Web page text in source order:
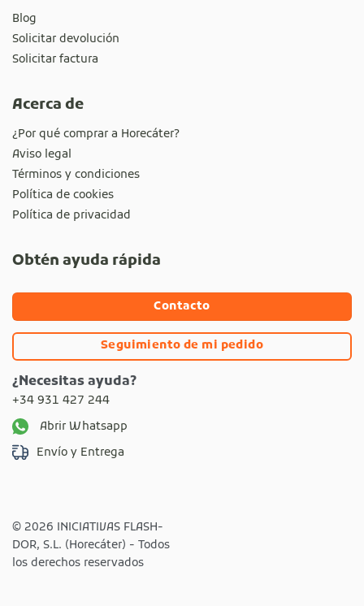
Blog
Solicitar devolución
Solicitar factura
Acerca de
¿Por qué comprar a Horecáter?
Aviso legal
Términos y condiciones
Política de cookies
Política de privacidad
Obtén ayuda rápida
Contacto
Seguimiento de mi pedido
¿Necesitas ayuda?
+34 931 427 244
Abrir Whatsapp
Envío y Entrega
© 2026 INICIATIVAS FLASH-
DOR, S.L. (Horecáter) - Todos
los derechos reservados